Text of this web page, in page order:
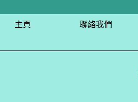
主頁 聯絡我們